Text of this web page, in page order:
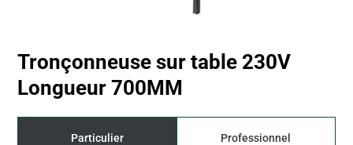
Tronçonneuse sur table 230V
Longueur 700MM
Particulier Professionnel